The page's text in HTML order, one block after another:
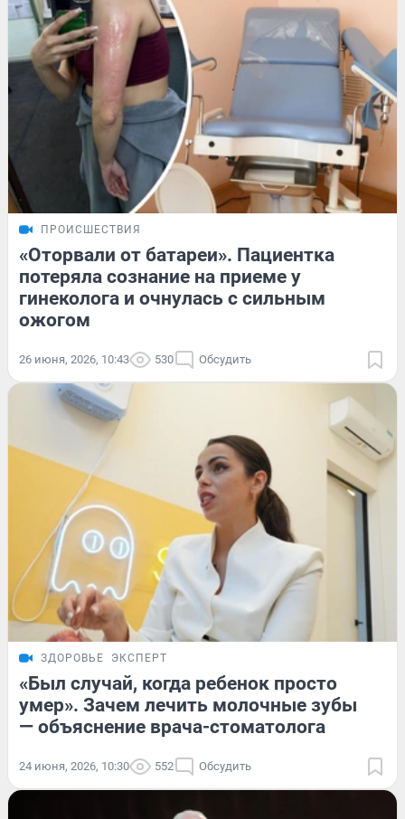
ПРОИСШЕСТВИЯ
«Оторвали от батареи». Пациентка
потеряла сознание на приеме у
гинеколога и очнулась с сильным
ожогом
26 июня, 2026, 10:43 530 Обсудить
ЗДОРОВЬЕ ЭКСПЕРТ
«Был случай, когда ребенок просто
умер». Зачем лечить молочные зубы
— объяснение врача-стоматолога
24 июня, 2026, 10:30 552 Обсудить